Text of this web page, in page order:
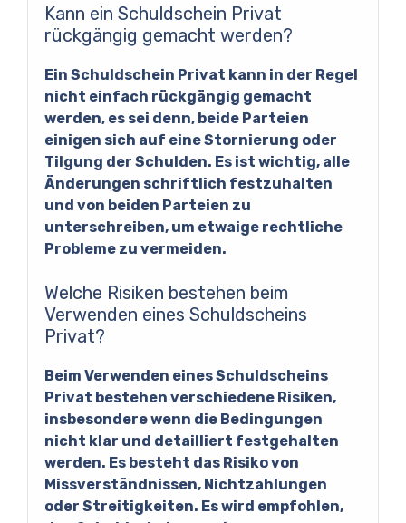
Kann ein Schuldschein Privat
rückgängig gemacht werden?
Ein Schuldschein Privat kann in der Regel
nicht einfach rückgängig gemacht
werden, es sei denn, beide Parteien
einigen sich auf eine Stornierung oder
Tilgung der Schulden. Es ist wichtig, alle
Änderungen schriftlich festzuhalten
und von beiden Parteien zu
unterschreiben, um etwaige rechtliche
Probleme zu vermeiden.
Welche Risiken bestehen beim
Verwenden eines Schuldscheins
Privat?
Beim Verwenden eines Schuldscheins
Privat bestehen verschiedene Risiken,
insbesondere wenn die Bedingungen
nicht klar und detailliert festgehalten
werden. Es besteht das Risiko von
Missverständnissen, Nichtzahlungen
oder Streitigkeiten. Es wird empfohlen,